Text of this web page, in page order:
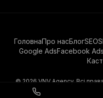
ГоловнаПро насБлогSEO
Google AdsFacebook Ads
© 2026 VNV Agency. Всі